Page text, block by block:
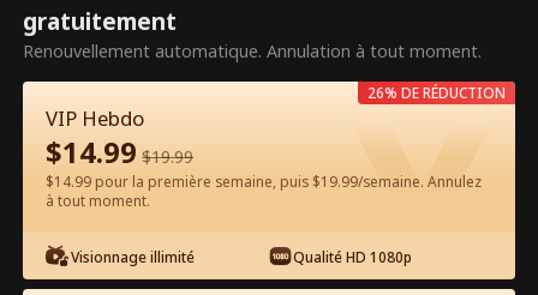
Ce sont des épisodes payants.
Débloquez pour regarder.
60 Débloquer maintenant
gratuitement
Renouvellement automatique. Annulation à tout moment.
VIP Hebdo
$14.99 $19.99
$14.99 pour la première semaine, puis $19.99/semaine. Annulez
à tout moment.
Visionnage illimité Qualité HD 1080p
26% DE RÉDUCTION